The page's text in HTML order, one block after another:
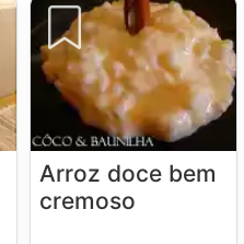
Arroz doce bem
cremoso